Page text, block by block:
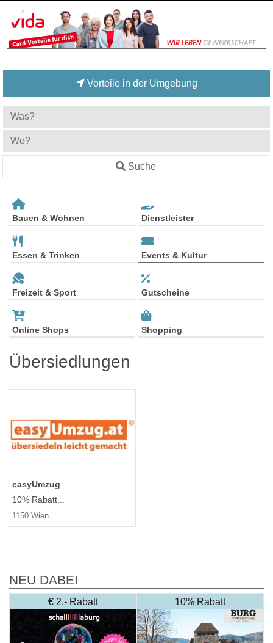
Vorteile in der Umgebung
Suche
Bauen & Wohnen Dienstleister
Essen & Trinken Events & Kultur
Freizeit & Sport Gutscheine
Online Shops Shopping
Übersiedlungen
easyUmzug
10% Rabatt...
1150 Wien
NEU DABEI
€ 2,- Rabatt 10% Rabatt